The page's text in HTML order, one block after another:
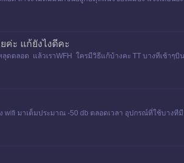
ค่ะ แก้ยังไงดีคะ
ตลอด แล้วเราWFH ใครมีวิธีแก้บ้างคะ TT บางทีเช้าๆ
wifi มาเต็มประมาณ -50 db ตลอดเวลา อุปกรณ์ที่ใช้บาง